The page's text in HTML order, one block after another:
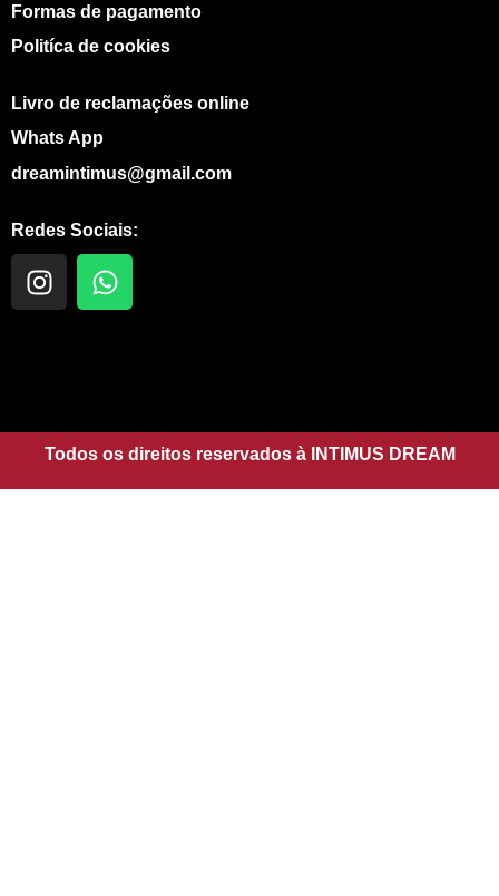
Formas de pagamento
Politíca de cookies
Livro de reclamações online
Whats App
dreamintimus@gmail.com
Redes Sociais:
I
n
r
a
m
W
h
p
p
Todos os direitos reservados à INTIMUS DREAM